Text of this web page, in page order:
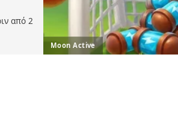
από 2
Moon Active